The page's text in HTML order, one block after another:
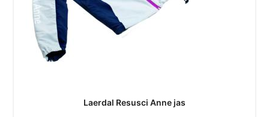
Laerdal Resusci Anne jas